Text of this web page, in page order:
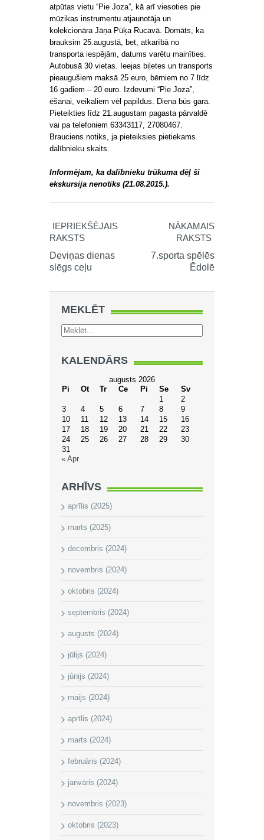
atpūtas vietu “Pie Joza”, kā arī viesoties pie
mūzikas instrumentu atjaunotāja un
kolekcionāra Jāņa Pūķa Rucavā. Domāts, ka
brauksim 25.augustā, bet, atkarībā no
transporta iespējām, datums varētu mainīties.
Autobusā 30 vietas. Ieejas biļetes un transports
pieaugušiem maksā 25 euro, bērniem no 7 līdz
16 gadiem – 20 euro. Izdevumi “Pie Joza”,
ēšanai, veikaliem vēl papildus. Diena būs gara.
Pieteikties līdz 21.augustam pagasta pārvaldē
vai pa telefoniem 63343117, 27080467.
Brauciens notiks, ja pieteiksies pietiekams
dalībnieku skaits.
Informējam, ka dalībnieku trūkuma dēļ šī
ekskursija nenotiks (21.08.2015.).
IEPRIEKŠĒJAIS
RAKSTS
Deviņas dienas
slēgs ceļu
NĀKAMAIS
RAKSTS
7.sporta spēlēs
Ēdolē
MEKLĒT
KALENDĀRS
augusts 2026
Pi
Ot Tr Ce Pi Se
Sv
1
2
3
4 5 6 7 8
9
10
11 12 13 14 15
16
17
18 19 20 21 22
23
24
25 26 27 28 29
30
31
« Apr
ARHĪVS
aprīlis (2025)
marts (2025)
decembris (2024)
novembris (2024)
oktobris (2024)
septembris (2024)
augusts (2024)
jūlijs (2024)
jūnijs (2024)
maijs (2024)
aprīlis (2024)
marts (2024)
februāris (2024)
janvāris (2024)
novembris (2023)
oktobris (2023)